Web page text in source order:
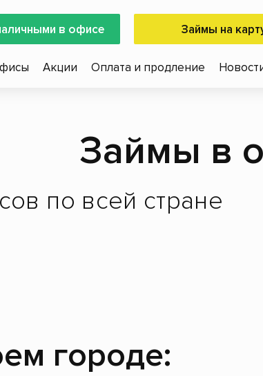
в офисе Займы на
Акции Оплата и продление
Займы в
по всей стране
городе: